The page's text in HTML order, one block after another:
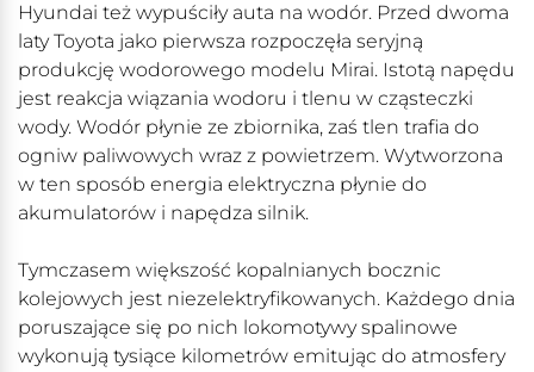
Hyundai też wypuściły auta na wodór. Przed dwoma
laty Toyota jako pierwsza rozpoczęła seryjną
produkcję wodorowego modelu Mirai. Istotą napędu
jest reakcja wiązania wodoru i tlenu w cząsteczki
wody. Wodór płynie ze zbiornika, zaś tlen trafia do
ogniw paliwowych wraz z powietrzem. Wytworzona
w ten sposób energia elektryczna płynie do
akumulatorów i napędza silnik.
Tymczasem większość kopalnianych bocznic
kolejowych jest niezelektryfikowanych. Każdego dnia
poruszające się po nich lokomotywy spalinowe
wykonują tysiące kilometrów emitując do atmosfery